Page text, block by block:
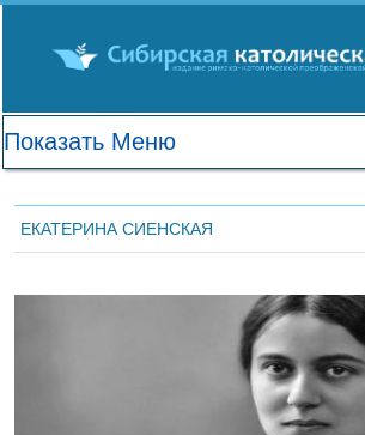
ЕКАТЕРИНА СИЕНСКАЯ
ЛЕНТА НОВОСТЕЙ